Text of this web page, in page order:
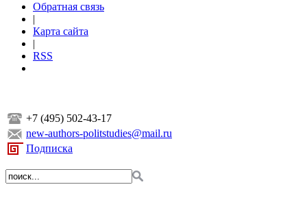
Обратная связь
|
Карта сайта
|
RSS
+7 (495) 502-43-17
new-authors-politstudies@mail.ru
Подписка